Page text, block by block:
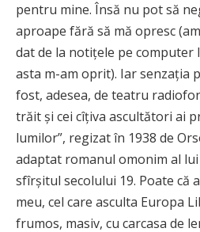
pentru mine. Însă nu pot să
aproape fără să mă opresc
dat de la notițele pe computer
asta m-am oprit). Iar senzația
fost, adesea, de teatru
trăit și cei cîțiva ascultători ai
lumilor”, regizat în 1938 de
adaptat romanul omonim al lui
sfîrșitul secolului 19. Poate că
meu, cel care asculta Europa
frumos, masiv, cu carcasa de